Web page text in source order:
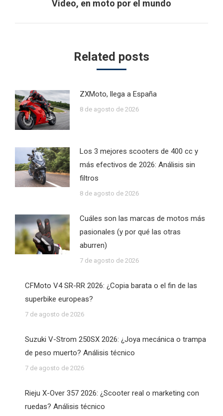
Next
Video, en moto por el mundo
Related posts
ZXMoto, llega a España
8 de agosto de 2026
Los 3 mejores scooters de 400 cc y
más efectivos de 2026: Análisis sin
filtros
8 de agosto de 2026
Cuáles son las marcas de motos más
pasionales (y por qué las otras
aburren)
7 de agosto de 2026
CFMoto V4 SR-RR 2026: ¿Copia barata o el fin de las
superbike europeas?
7 de agosto de 2026
Suzuki V-Strom 250SX 2026: ¿Joya mecánica o trampa
de peso muerto? Análisis técnico
7 de agosto de 2026
Rieju X-Over 357 2026: ¿Scooter real o marketing con
ruedas? Análisis técnico